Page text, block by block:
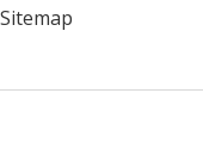
Sitemap